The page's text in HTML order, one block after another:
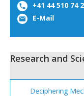
+41 44 510 74
E-Mail
Research and
Deciphering